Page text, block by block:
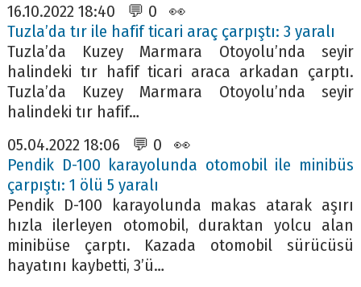
16.10.2022 18:40 💬 0 👀
Tuzla’da tır ile hafif ticari araç çarpıştı: 3 yaralı
Tuzla’da Kuzey Marmara Otoyolu’nda seyir
halindeki tır hafif ticari araca arkadan çarptı.
Tuzla’da Kuzey Marmara Otoyolu’nda seyir
halindeki tır hafif…
05.04.2022 18:06 💬 0 👀
Pendik D-100 karayolunda otomobil ile minibüs
çarpıştı: 1 ölü 5 yaralı
Pendik D-100 karayolunda makas atarak aşırı
hızla ilerleyen otomobil, duraktan yolcu alan
minibüse çarptı. Kazada otomobil sürücüsü
hayatını kaybetti, 3’ü…